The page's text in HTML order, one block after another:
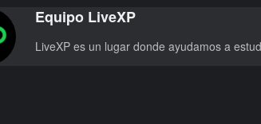
Equipo LiveXP
LiveXP es un lugar donde ayudamos a